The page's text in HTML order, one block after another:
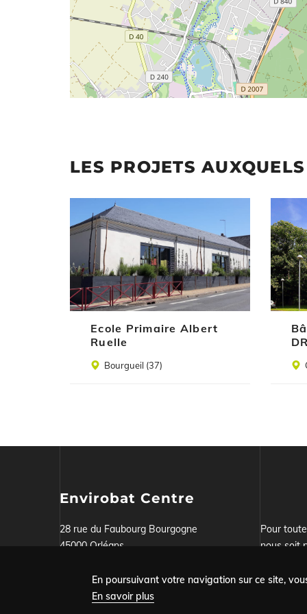
LES PROJETS
Illustration
Ecole Primaire Albert
Ruelle
Bourgueil (37)
Envirobat Centre
28 rue du Faubourg Bourgogne
45000 Orléans
Pour
nous soit
En poursuivant votre navigation sur ce site,
En savoir plus